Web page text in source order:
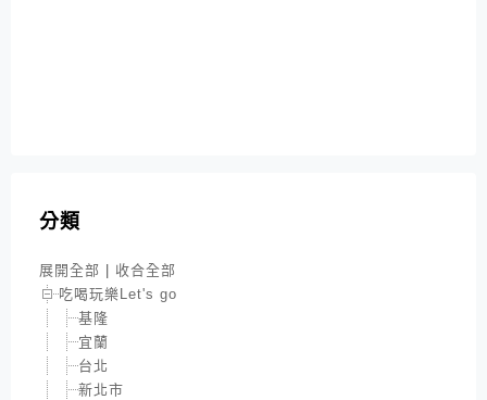
分類
展開全部 | 收合全部
吃喝玩樂Let's go
基隆
宜蘭
台北
新北市